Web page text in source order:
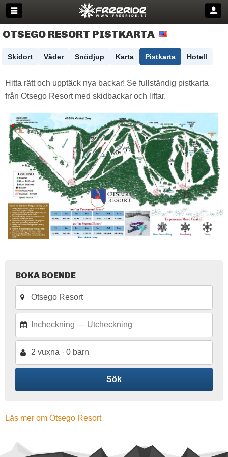
OTSEGO RESORT PISTKARTA
Skidort Väder Snödjup Karta Pistkarta Hotell
Hitta rätt och upptäck nya backar! Se fullständig pistkarta
från Otsego Resort med skidbackar och liftar.
BOKA BOENDE
2 vuxna · 0 barn
Sök
Läs mer om Otsego Resort